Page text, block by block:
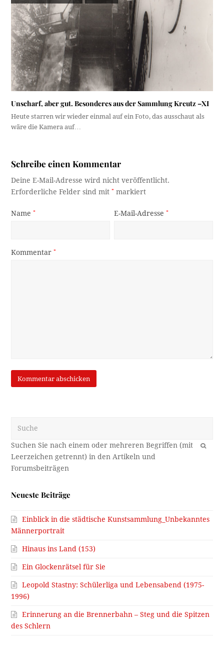
Unscharf, aber gut. Besonderes aus der Sammlung Kreutz –XI
Heute starren wir wieder einmal auf ein Foto, das ausschaut als
wäre die Kamera auf…
Schreibe einen Kommentar
Deine E-Mail-Adresse wird nicht veröffentlicht.
Erforderliche Felder sind mit* markiert
Name* E-Mail-Adresse*
Kommentar*
OK
Neueste Beiträge
Einblick in die städtische Kunstsammlung_Unbekanntes
Männerportrait
Hinaus ins Land (153)
Ein Glockenrätsel für Sie
Leopold Stastny: Schülerliga und Lebensabend (1975-
1996)
Erinnerung an die Brennerbahn – Steg und die Spitzen
des Schlern